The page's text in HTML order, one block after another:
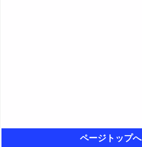
ページトップへ